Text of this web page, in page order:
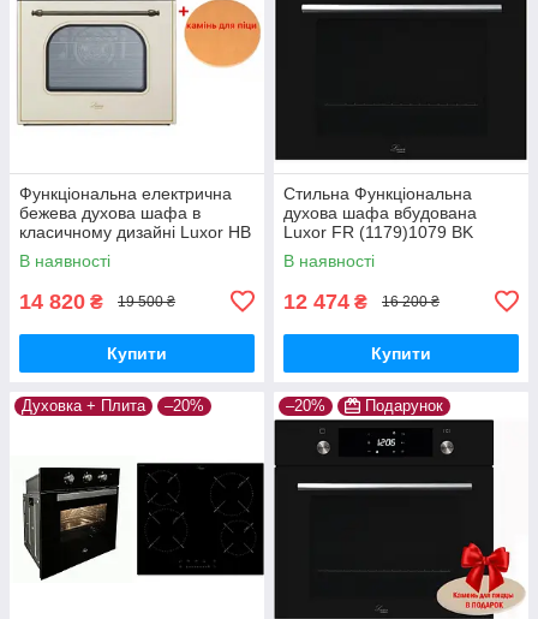
Функціональна електрична
бежева духова шафа в
класичному дизайні Luxor HB
920 Rustik Classico.+ камінь
для піци
В наявності
14 820 ₴ 19 500 ₴
Купити
Стильна Функціональна
духова шафа вбудована
Luxor FR (1179)1079 BK
Німеччина
В наявності
12 474 ₴ 16 200 ₴
Купити
Духовка + Плита –20% –20% Подарунок